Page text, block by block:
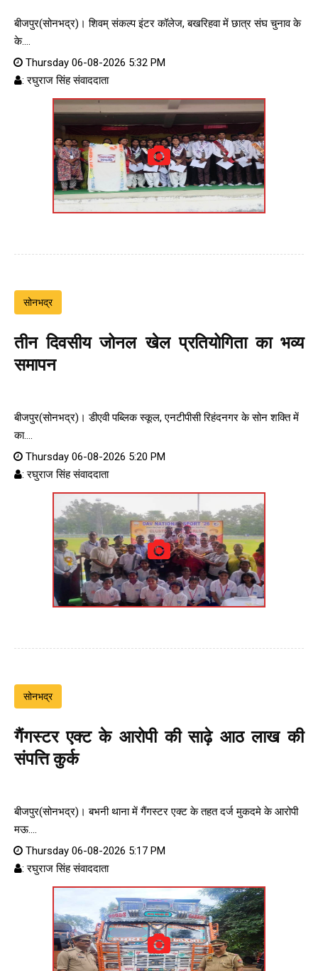
बीजपुर(सोनभद्र)। शिवम् संकल्प इंटर कॉलेज, बखरिहवा में छात्र संघ चुनाव के
के....
Thursday 06-08-2026 5:32 PM
: रघुराज सिंह संवाददाता
सोनभद्र
तीन दिवसीय जोनल खेल प्रतियोगिता का भव्य
समापन
बीजपुर(सोनभद्र)। डीएवी पब्लिक स्कूल, एनटीपीसी रिहंदनगर के सोन शक्ति में
का....
Thursday 06-08-2026 5:20 PM
: रघुराज सिंह संवाददाता
सोनभद्र
गैंगस्टर एक्ट के आरोपी की साढ़े आठ लाख की
संपत्ति कुर्क
बीजपुर(सोनभद्र)। बभनी थाना में गैंगस्टर एक्ट के तहत दर्ज मुकदमे के आरोपी
मऊ....
Thursday 06-08-2026 5:17 PM
: रघुराज सिंह संवाददाता